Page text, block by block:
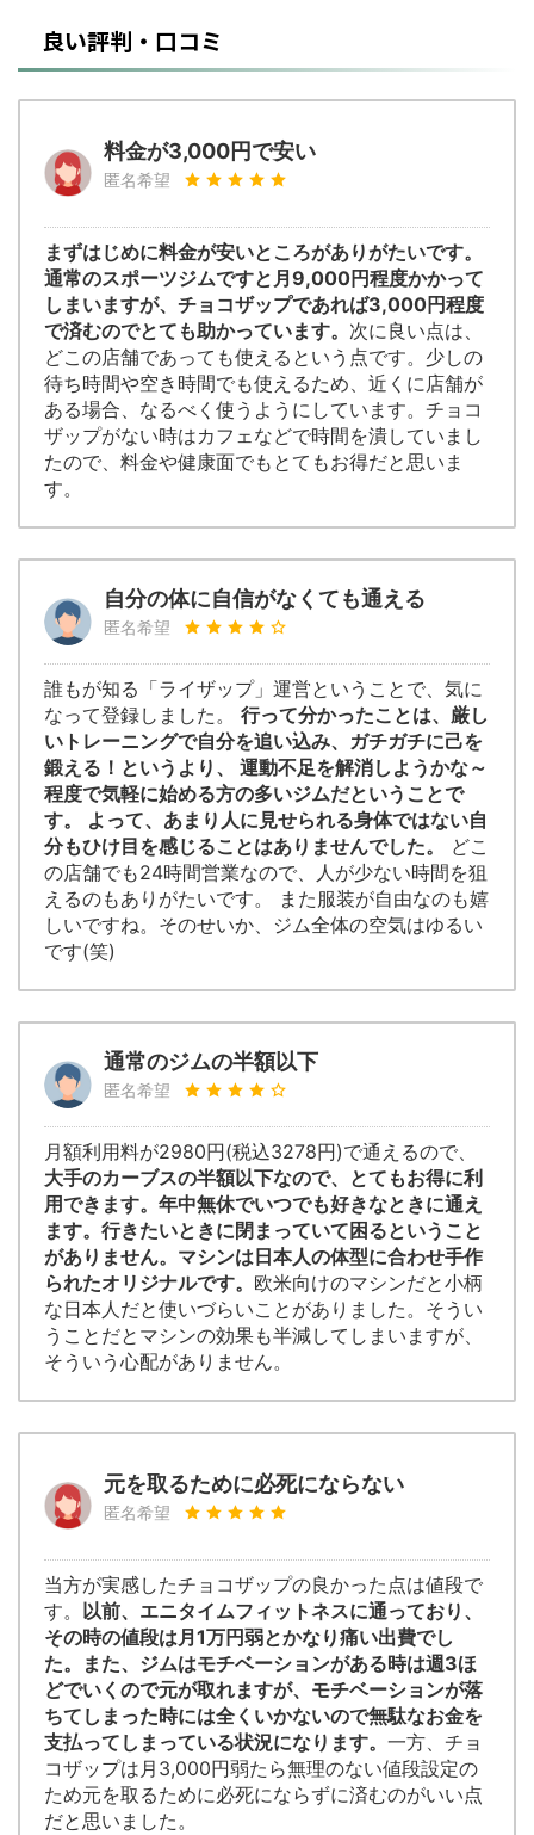
良い評判・口コミ
料金が3,000円で安い
匿名希望
まずはじめに料金が安いところがありがたいです。
通常のスポーツジムですと月9,000円程度かかって
しまいますが、チョコザップであれば3,000円程度
で済むのでとても助かっています。 次に良い点は、
どこの店舗であっても使えるという点です。少しの
待ち時間や空き時間でも使えるため、近くに店舗が
ある場合、なるべく使うようにしています。チョコ
ザップがない時はカフェなどで時間を潰していまし
たので、料金や健康面でもとてもお得だと思いま
す。
自分の体に自信がなくても通える
匿名希望
誰もが知る「ライザップ」運営ということで、気に
なって登録しました。 行って分かったことは、厳し
いトレーニングで自分を追い込み、ガチガチに己を
鍛える！というより、 運動不足を解消しようかな～
程度で気軽に始める方の多いジムだということで
す。 よって、あまり人に見せられる身体ではない自
分もひけ目を感じることはありませんでした。
どこ
の店舗でも24時間営業なので、人が少ない時間を狙
えるのもありがたいです。 また服装が自由なのも嬉
しいですね。そのせいか、ジム全体の空気はゆるい
です(笑)
通常のジムの半額以下
匿名希望
月額利用料が2980円(税込3278円)で通えるので、
大手のカーブスの半額以下なので、とてもお得に利
用できます。年中無休でいつでも好きなときに通え
ます。行きたいときに閉まっていて困るということ
がありません。マシンは日本人の体型に合わせ手作
られたオリジナルです。 欧米向けのマシンだと小柄
な日本人だと使いづらいことがありました。そうい
うことだとマシンの効果も半減してしまいますが、
そういう心配がありません。
元を取るために必死にならない
匿名希望
当方が実感したチョコザップの良かった点は値段で
す。 以前、エニタイムフィットネスに通っており、
その時の値段は月1万円弱とかなり痛い出費でし
た。また、ジムはモチベーションがある時は週3ほ
どでいくので元が取れますが、モチベーションが落
ちてしまった時には全くいかないので無駄なお金を
支払ってしまっている状況になります。 一方、チョ
コザップは月3,000円弱たら無理のない値段設定の
ため元を取るために必死にならずに済むのがいい点
だと思いました。